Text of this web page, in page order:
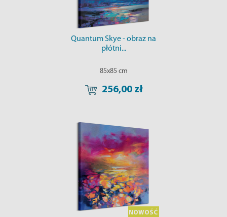
Quantum Skye - obraz na
płótni...
85x85 cm
256,00 zł
NOWOŚĆ